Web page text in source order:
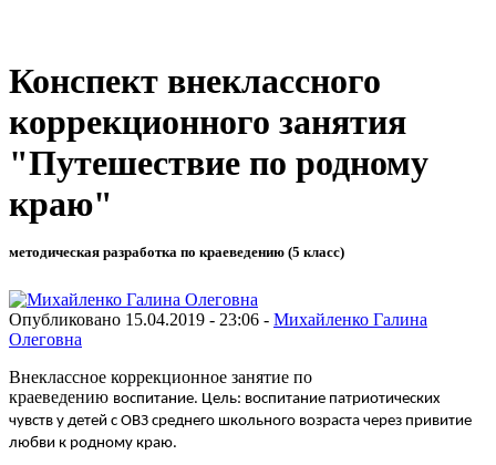
Конспект внеклассного
коррекционного занятия
"Путешествие по родному
краю"
методическая разработка по краеведению (5 класс)
Опубликовано 15.04.2019 - 23:06 - Михайленко Галина
Олеговна
Внеклассное коррекционное занятие по
краеведению воспитание. Цель: воспитание патриотических
чувств у детей с ОВЗ среднего школьного возраста через привитие
любви к родному краю.